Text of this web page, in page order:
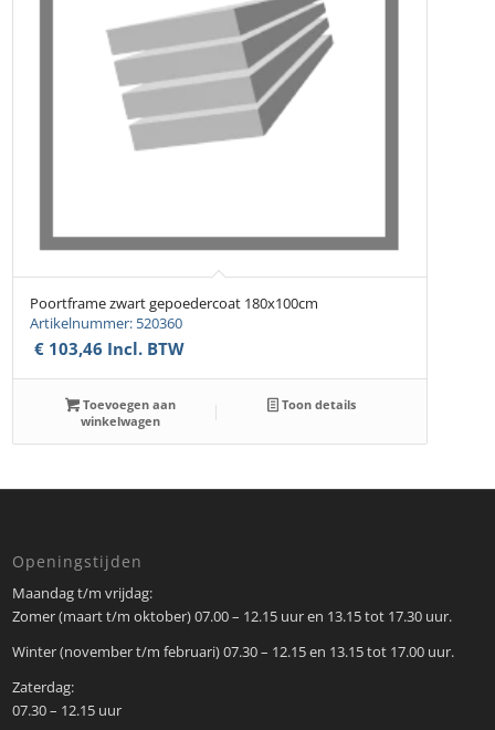
Poortframe zwart gepoedercoat 180x100cm
Artikelnummer: 520360
€ 103,46 Incl. BTW
Toevoegen aan
winkelwagen
Toon details
Openingstijden
Maandag t/m vrijdag:
Zomer (maart t/m oktober) 07.00 – 12.15 uur en 13.15 tot 17.30 uur.
Winter (november t/m februari) 07.30 – 12.15 en 13.15 tot 17.00 uur.
Zaterdag:
07.30 – 12.15 uur